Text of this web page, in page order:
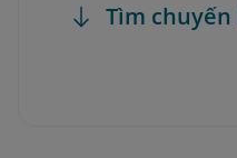
Tìm chuyến